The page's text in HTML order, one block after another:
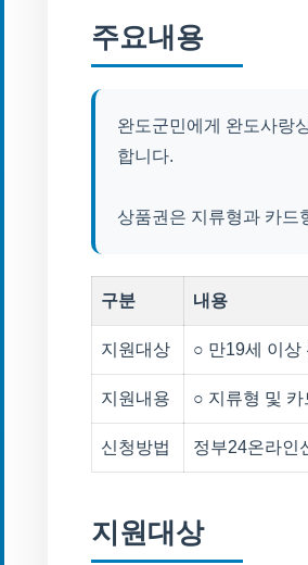
주요내용
완도군민에게 완도사랑
합니다.
상품권은 지류형과 카드
구분 내용
지원대상 ○ 만19세 이
지원내용 ○ 지류형 및
신청방법 정부24온라인
지원대상